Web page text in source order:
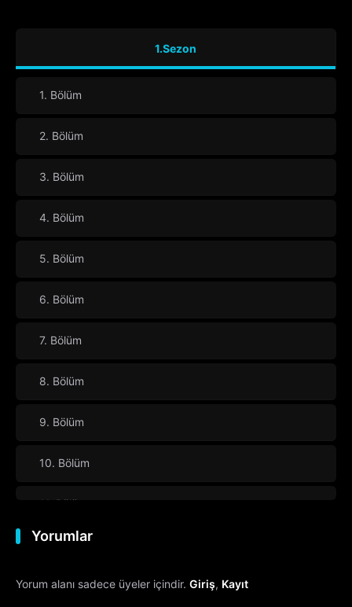
1.Sezon
1. Bölüm
2. Bölüm
3. Bölüm
4. Bölüm
5. Bölüm
6. Bölüm
7. Bölüm
8. Bölüm
9. Bölüm
10. Bölüm
11. Bölüm
12. Bölüm
13. Bölüm
Yorumlar
Yorum alanı sadece üyeler içindir. Giriş, Kayıt